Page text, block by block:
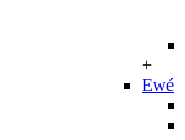
+
Ewé